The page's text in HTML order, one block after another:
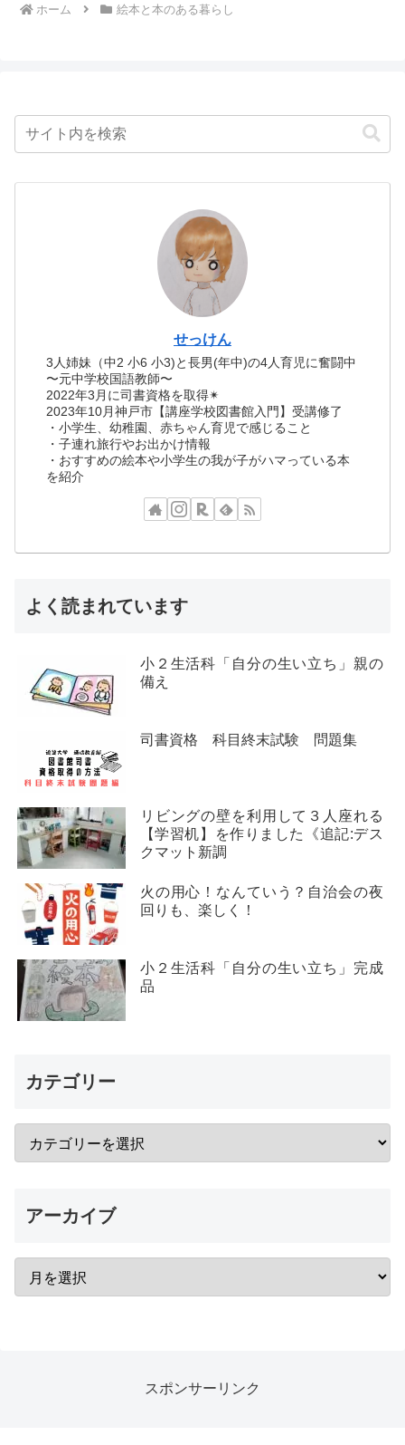
ホーム 絵本と本のある暮らし
せっけん
3人姉妹（中2 小6 小3)と長男(年中)の4人育児に奮闘中
〜元中学校国語教師〜
2022年3月に司書資格を取得✴︎
2023年10月神戸市【講座学校図書館入門】受講修了
・小学生、幼稚園、赤ちゃん育児で感じること
・子連れ旅行やお出かけ情報
・おすすめの絵本や小学生の我が子がハマっている本
を紹介
よく読まれています
小２生活科「自分の生い立ち」親の
備え
司書資格 科目終末試験 問題集
リビングの壁を利用して３人座れる
【学習机】を作りました《追記:デス
クマット新調
火の用心！なんていう？自治会の夜
回りも、楽しく！
小２生活科「自分の生い立ち」完成
品
カテゴリー
アーカイブ
スポンサーリンク